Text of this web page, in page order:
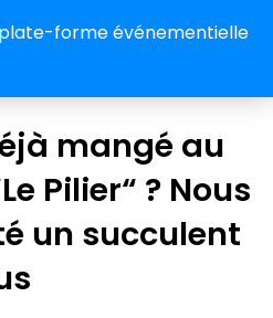
plate-forme événementielle
mangé au
Pilier“ ? Nous
un succulent